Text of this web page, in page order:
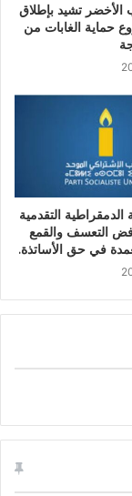
الأخضر تشيد بإطلاق
حماية الغابات من
الدمقراطية التقدمية
التعسف والقمع
في حق الأساتذة.